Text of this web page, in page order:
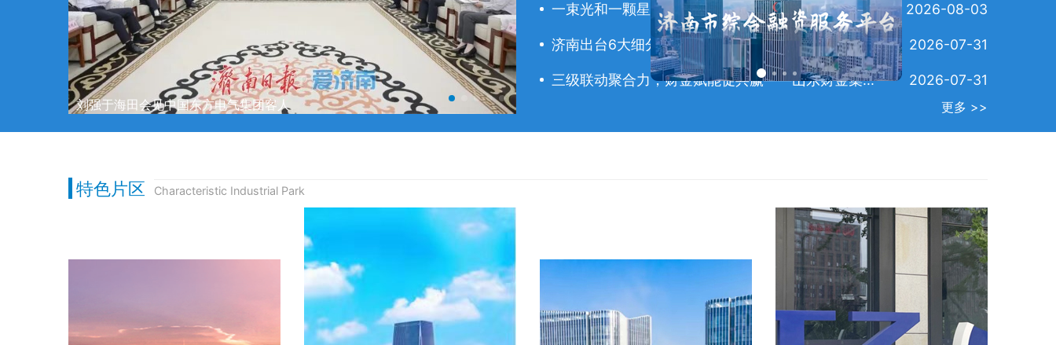
刘强于海田会见中国东方电气集团客人 济南第三届校
一束光和一颗星，照见济南向上生长的力量 2026-08-03
济南出台6大细分领域人才新政，精准分类激活“... 2026-07-31
三级联动聚合力，财金赋能促共赢——山东财金集... 2026-07-31
更多 >>
特色片区 Characteristic Industrial Park